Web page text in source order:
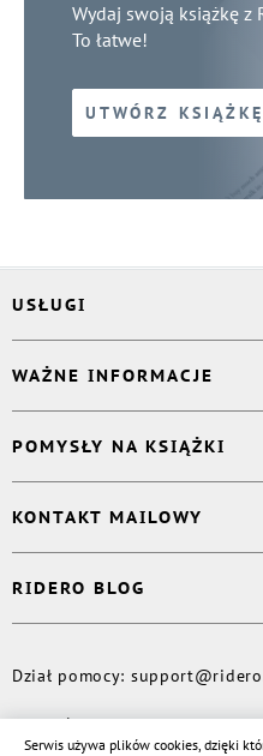
Wydaj swoją książkę z
To łatwe!
UTWÓRZ KSIĄŻKĘ
USŁUGI
Korektor
Projektant okładki
Druk Twojej książki
Publikacja
WAŻNE INFORMACJE
Książki Ridero
Pomoc
Polityka prywatności
POMYSŁY NA KSIĄŻKI
Dzienniczek malucha
Książka eksperta
Wydaj tomik poezji
KONTAKT MAILOWY
Kontakt dla mediów
RIDERO BLOG
Więcej
© Rideró, 2013—2026
Dział pomocy:
Serwis używa plików cookies, dzięki